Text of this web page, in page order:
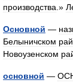
производства .»
Основной —
Белыничском
Новоузенском
основной —